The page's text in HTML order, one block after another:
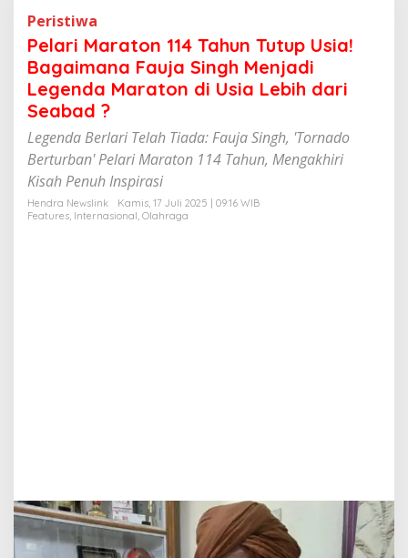
a
r
i
M
a
t
n
1
1
B
a
g
a
Peristiwa
Pelari Maraton 114 Tahun Tutup Usia!
Bagaimana Fauja Singh Menjadi
Legenda Maraton di Usia Lebih dari
Seabad ?
Legenda Berlari Telah Tiada: Fauja Singh, 'Tornado
Berturban' Pelari Maraton 114 Tahun, Mengakhiri
Kisah Penuh Inspirasi
Hendra Newslink
Kamis, 17 Juli 2025 | 09:16 WIB
Features, Internasional, Olahraga